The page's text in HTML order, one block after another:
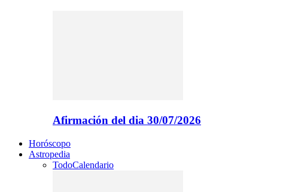
Afirmación del dia 30/07/2026
Horóscopo
Astropedia
TodoCalendario